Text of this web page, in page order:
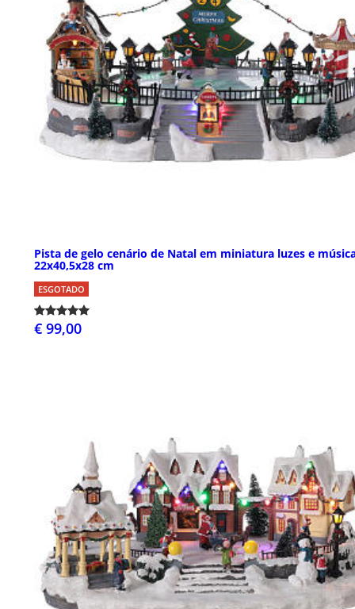
Pista de gelo cenário de Natal em miniatura luzes e
22x40,5x28 cm
ESGOTADO
€ 99,00